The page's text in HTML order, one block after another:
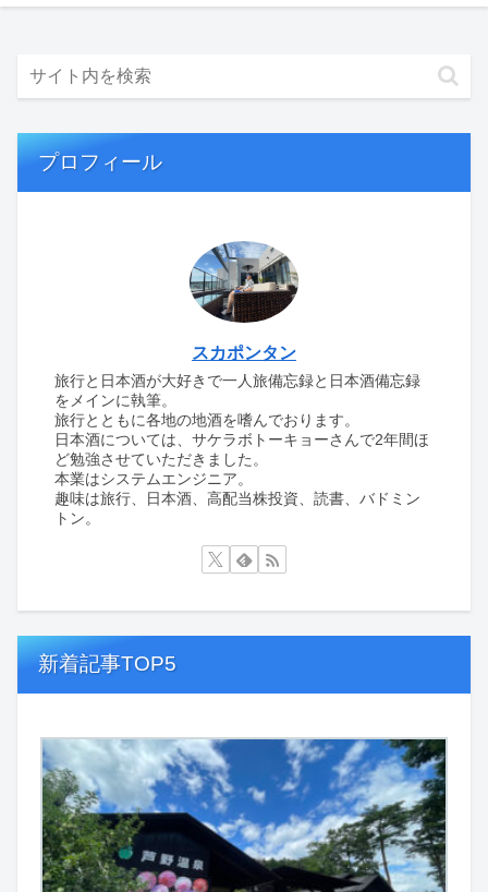
プロフィール
スカポンタン
旅行と日本酒が大好きで一人旅備忘録と日本酒備忘録
をメインに執筆。
旅行とともに各地の地酒を嗜んでおります。
日本酒については、サケラボトーキョーさんで2年間ほ
ど勉強させていただきました。
本業はシステムエンジニア。
趣味は旅行、日本酒、高配当株投資、読書、バドミン
トン。
新着記事TOP5